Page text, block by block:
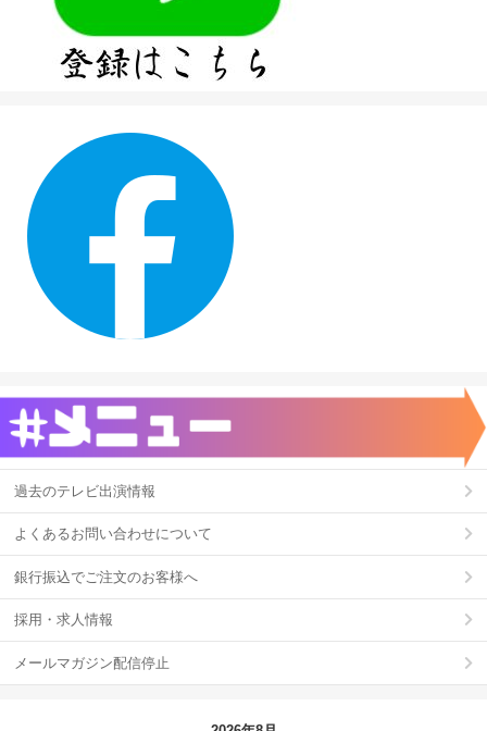
過去のテレビ出演情報
よくあるお問い合わせについて
銀行振込でご注文のお客様へ
採用・求人情報
メールマガジン配信停止